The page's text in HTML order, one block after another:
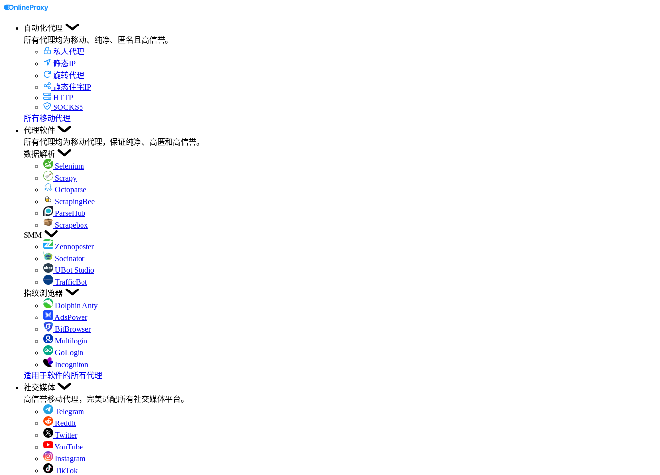
自动化代理
所有代理均为移动、纯净、匿名且高信誉。
私人代理
静态IP
旋转代理
静态住宅IP
HTTP
SOCKS5
所有移动代理
代理软件
所有代理均为移动代理，保证纯净、高匿和高信誉。
数据解析
Selenium
Scrapy
Octoparse
ScrapingBee
ParseHub
Scrapebox
SMM
Zennoposter
Socinator
UBot Studio
TrafficBot
指纹浏览器
Dolphin Anty
AdsPower
BitBrowser
Multilogin
GoLogin
Incogniton
适用于软件的所有代理
社交媒体
高信誉移动代理，完美适配所有社交媒体平台。
Telegram
Reddit
Twitter
YouTube
Instagram
TikTok